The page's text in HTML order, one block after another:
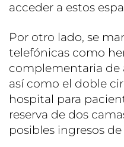
acceder a estos
Por otro lado, se
telefónicas como
complementaria de
así como el doble
hospital para
reserva de dos
posibles ingresos